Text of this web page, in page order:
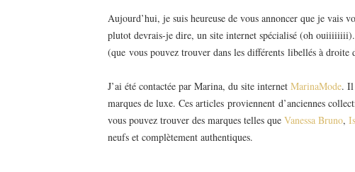
Aujourd’hui, je suis heureuse de vous annoncer que je vais
plutot devrais-je dire, un site internet spécialisé (oh
(que vous pouvez trouver dans les différents libellés à droite
J’ai été contactée par Marina, du site internet MarinaMode. Il
marques de luxe. Ces articles proviennent d’anciennes
vous pouvez trouver des marques telles que Vanessa Bruno,
neufs et complètement authentiques.